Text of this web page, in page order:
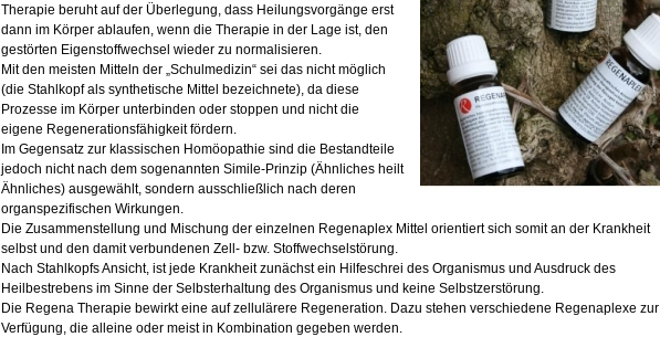
Therapie beruht auf der Überlegung, dass Heilungsvorgänge erst
dann im Körper ablaufen, wenn die Therapie in der Lage ist, den
gestörten Eigenstoffwechsel wieder zu normalisieren.
Mit den meisten Mitteln der „Schulmedizin“ sei das nicht möglich
(die Stahlkopf als synthetische Mittel bezeichnete), da diese
Prozesse im Körper unterbinden oder stoppen und nicht die
eigene Regenerationsfähigkeit fördern.
Im Gegensatz zur klassischen Homöopathie sind die Bestandteile
jedoch nicht nach dem sogenannten Simile-Prinzip (Ähnliches heilt
Ähnliches) ausgewählt, sondern ausschließlich nach deren
organspezifischen Wirkungen.
Die Zusammenstellung und Mischung der einzelnen Regenaplex Mittel orientiert sich somit an der Krankheit
selbst und den damit verbundenen Zell- bzw. Stoffwechselstörung.
Nach Stahlkopfs Ansicht, ist jede Krankheit zunächst ein Hilfeschrei des Organismus und Ausdruck des
Heilbestrebens im Sinne der Selbsterhaltung des Organismus und keine Selbstzerstörung.
Die Regena Therapie bewirkt eine auf zellulärere Regeneration. Dazu stehen verschiedene Regenaplexe zur
Verfügung, die alleine oder meist in Kombination gegeben werden.